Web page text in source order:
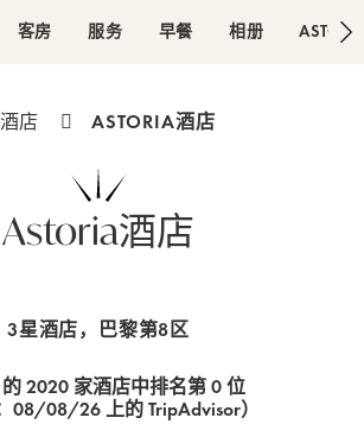
客房 服务 早餐 相册
店 ASTORIA酒店
Astoria酒店
3星酒店，巴黎第8区
2020 家酒店中排名第 0 位
08/08/26 上的 TripAdvisor）